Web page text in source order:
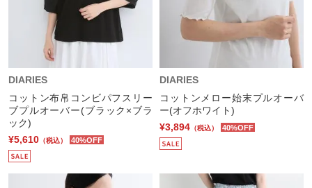
DIARIES
コットン布帛コンビパフスリー
ブプルオーバー(ブラック×ブラ
ック)
¥5,610 （税込） 40%OFF
DIARIES
コットンメロー始末プルオーバ
ー(オフホワイト)
¥3,894 （税込） 40%OFF